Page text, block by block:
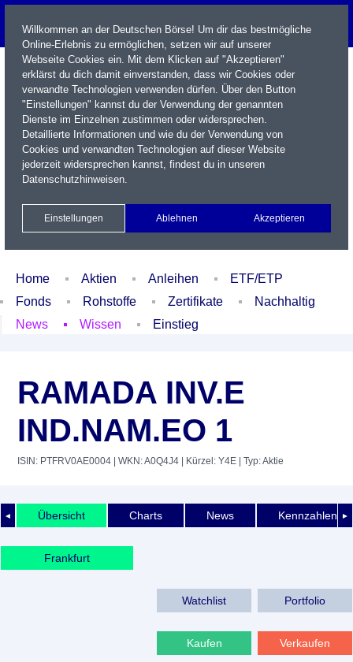
Name / WKN / ISIN / Kürzel
Xetra Realtime
Watchlist Portfolio Login
Home Aktien Anleihen
ETF/ETP
Fonds
Rohstoffe Zertifikate
Nachhaltig
News
Wissen Einstieg
RAMADA INV.E
IND.NAM.EO 1
ISIN: PTFRV0AE0004 | WKN: A0Q4J4 | Kürzel: Y4E | Typ: Aktie
◄ ►
Übersicht Charts News Kennzahlen
Frankfurt
Watchlist Portfolio
Kaufen Verkaufen
Willkommen an der Deutschen Börse! Um dir das bestmögliche
Online-Erlebnis zu ermöglichen, setzen wir auf unserer
Webseite Cookies ein. Mit dem Klicken auf "Akzeptieren"
erklärst du dich damit einverstanden, dass wir Cookies oder
verwandte Technologien verwenden dürfen. Über den Button
"Einstellungen" kannst du der Verwendung der genannten
Dienste im Einzelnen zustimmen oder widersprechen.
Detaillierte Informationen und wie du der Verwendung von
Cookies und verwandten Technologien auf dieser Website
jederzeit widersprechen kannst, findest du in unseren
Datenschutzhinweisen.
Einstellungen Ablehnen Akzeptieren